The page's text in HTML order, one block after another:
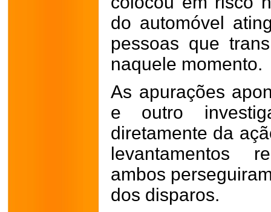
do automóvel
pessoas que
naquele momento.
As apurações
e outro
diretamente da
levantamentos
ambos
dos disparos.